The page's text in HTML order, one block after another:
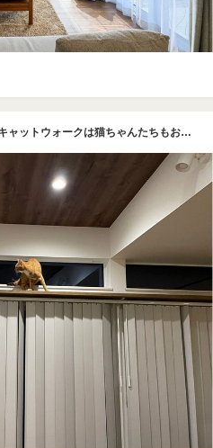
カーテンを閉めても外を眺められるキャットウォークは猫ちゃんたちもお気に入りのコーナー。Nさんが設置した階段を使ってキャットタワーから自由に移動できる